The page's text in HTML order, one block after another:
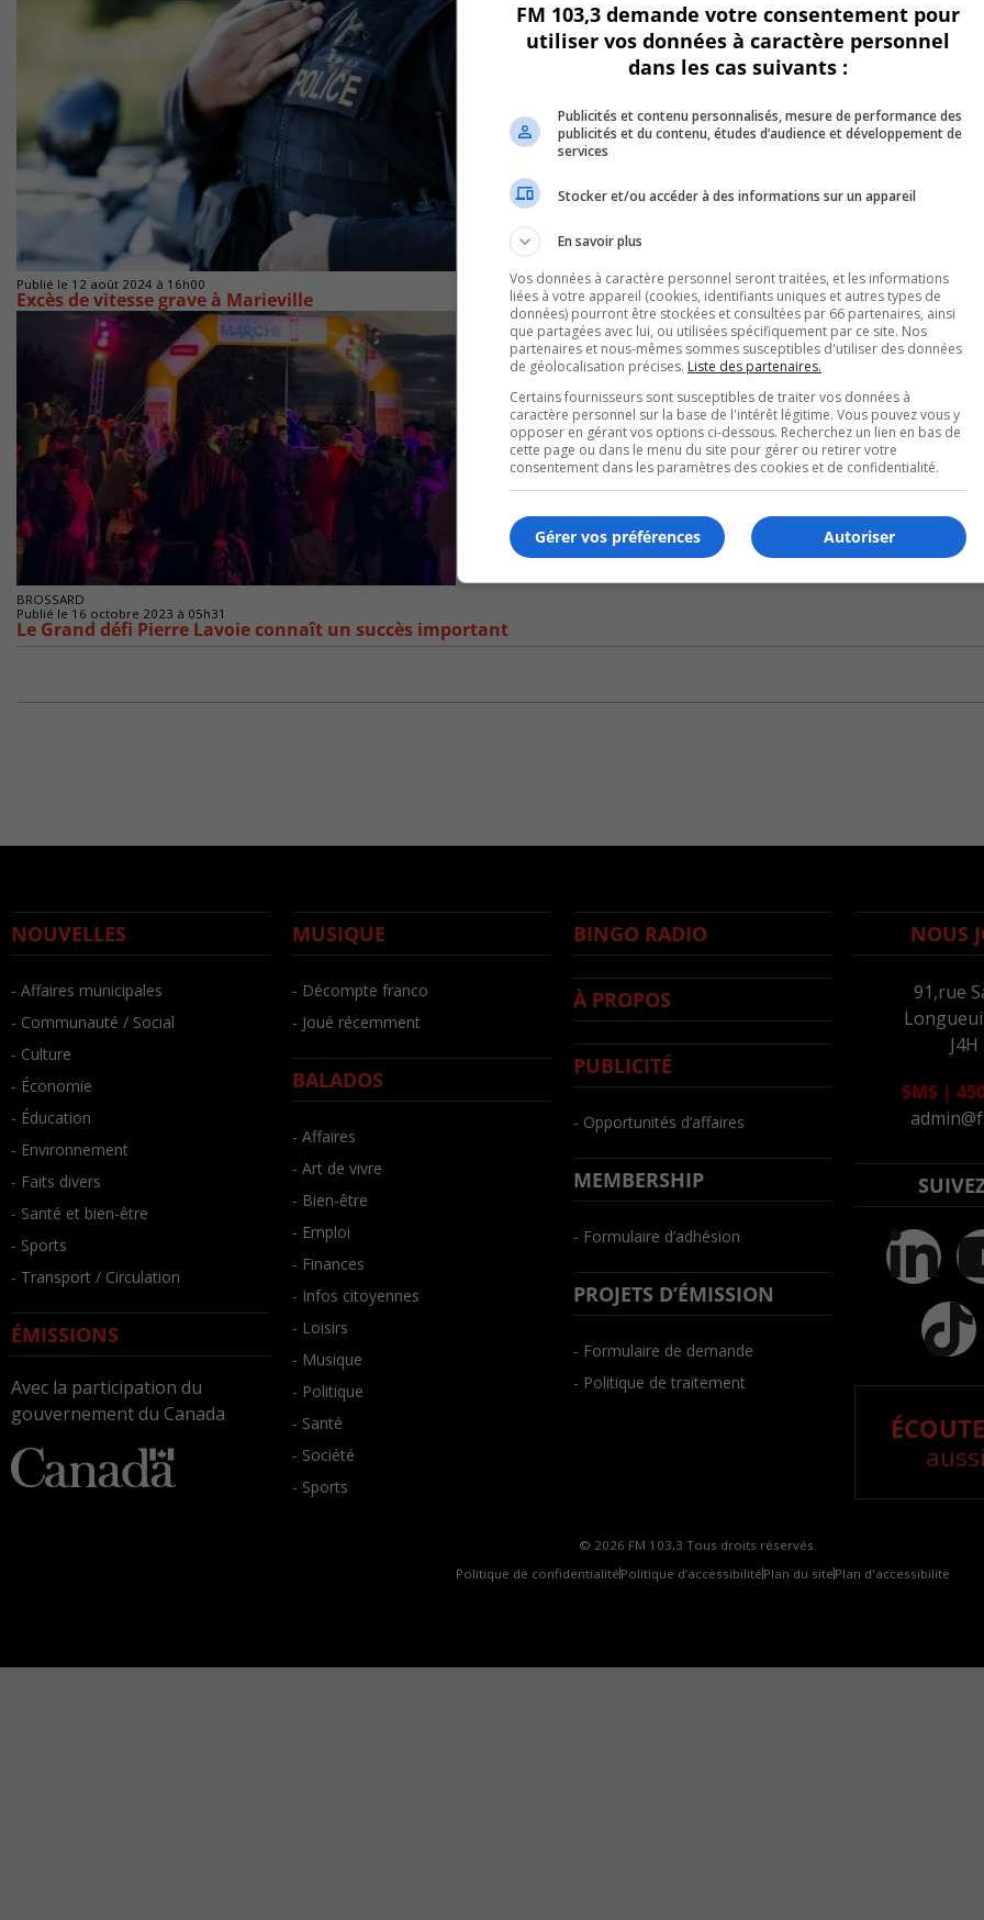
Publié le 12 août 2024 à 16h00
Excès de vitesse grave à Marieville
BROSSARD
Publié le 16 octobre 2023 à 05h31
Le Grand défi Pierre Lavoie connaît un succès important
NOUVELLES
- Affaires municipales
- Communauté / Social
- Culture
- Économie
- Éducation
- Environnement
- Faits divers
- Santé et bien-être
- Sports
- Transport / Circulation
ÉMISSIONS
Avec la participation du
gouvernement du Canada
MUSIQUE
- Décompte franco
- Joué récemment
BALADOS
- Affaires
- Art de vivre
- Bien-être
- Emploi
- Finances
- Infos citoyennes
- Loisirs
- Musique
- Politique
- Santé
- Société
- Sports
BINGO RADIO
À PROPOS
PUBLICITÉ
- Opportunités d’affaires
MEMBERSHIP
- Formulaire d’adhésion
PROJETS D’ÉMISSION
- Formulaire de demande
- Politique de traitement
NOUS
91,rue
SMS |
© 2026 FM 103,3 Tous droits réservés.
Politique de confidentialité Politique d’accessibilité Plan du site Plan d'accessibilite
FM 103,3 demande votre consentement pour
utiliser vos données à caractère personnel
dans les cas suivants :
Publicités et contenu personnalisés, mesure de performance des
publicités et du contenu, études d’audience et développement de
services
Stocker et/ou accéder à des informations sur un appareil
En savoir plus
Vos données à caractère personnel seront traitées, et les informations
liées à votre appareil (cookies, identifiants uniques et autres types de
données) pourront être stockées et consultées par 66 partenaires, ainsi
que partagées avec lui, ou utilisées spécifiquement par ce site. Nos
partenaires et nous-mêmes sommes susceptibles d'utiliser des données
de géolocalisation précises. Liste des partenaires.
Certains fournisseurs sont susceptibles de traiter vos données à
caractère personnel sur la base de l'intérêt légitime. Vous pouvez vous y
opposer en gérant vos options ci-dessous. Recherchez un lien en bas de
cette page ou dans le menu du site pour gérer ou retirer votre
consentement dans les paramètres des cookies et de confidentialité.
Autoriser
Gérer vos préférences